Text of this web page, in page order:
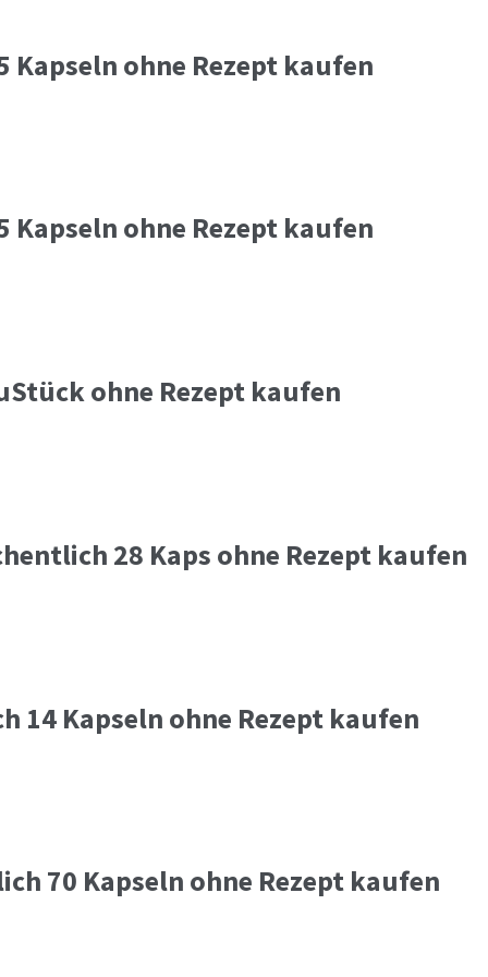
Kapseln ohne Rezept kaufen
Kapseln ohne Rezept kaufen
ohne Rezept kaufen
28 Kaps ohne Rezept kaufen
14 Kapseln ohne Rezept kaufen
70 Kapseln ohne Rezept kaufen